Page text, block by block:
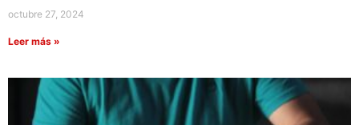
octubre 27, 2024
Leer más »